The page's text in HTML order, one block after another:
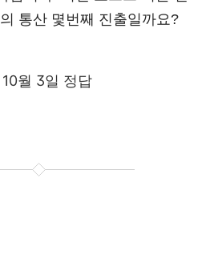
통산 몇번째 진출일까요?
월 3일 정답